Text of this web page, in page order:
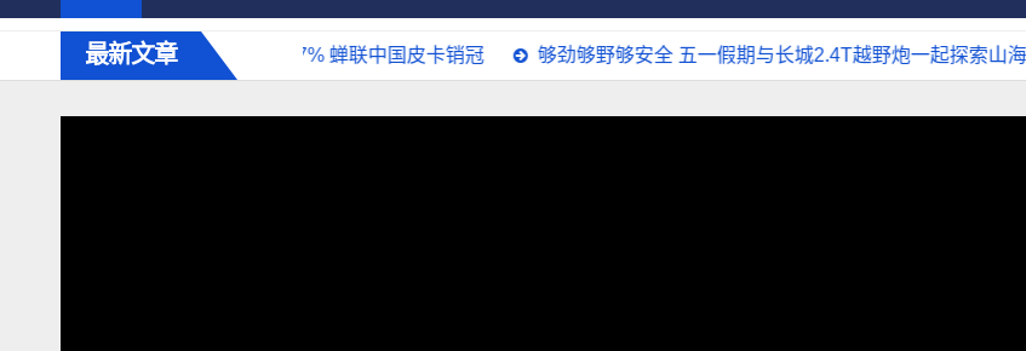
最新文章
售67505辆 同比增长9.7% 蝉联中国皮卡销冠 够劲够野够安全 五一假期与长城2.4T越野炮一起探索山海秘境